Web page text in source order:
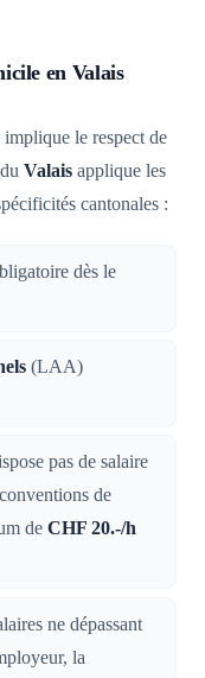
en Valais
le respect de
Valais applique les
cantonales :
dès le
(LAA)
pas de salaire
de
de CHF 20.-/h
ne dépassant
la